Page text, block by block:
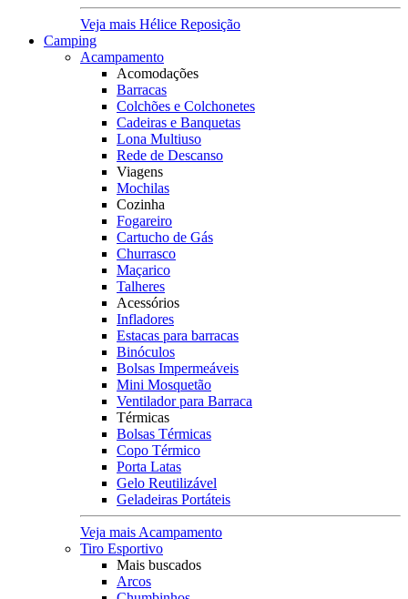
Veja mais Hélice Reposição
Camping
Acampamento
Acomodações
Barracas
Colchões e Colchonetes
Cadeiras e Banquetas
Lona Multiuso
Rede de Descanso
Viagens
Mochilas
Cozinha
Fogareiro
Cartucho de Gás
Churrasco
Maçarico
Talheres
Acessórios
Infladores
Estacas para barracas
Binóculos
Bolsas Impermeáveis
Mini Mosquetão
Ventilador para Barraca
Térmicas
Bolsas Térmicas
Copo Térmico
Porta Latas
Gelo Reutilizável
Geladeiras Portáteis
Veja mais Acampamento
Tiro Esportivo
Mais buscados
Arcos